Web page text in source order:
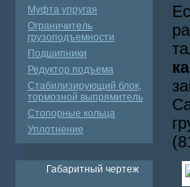
Муфта упругая
Ограничитель
грузоподъемности
Подшипники
Редуктор подъема
Стабилизирующий блок,
тормозной выпрямитель
Стопорные кольца
Уплотнение
Габаритный чертеж